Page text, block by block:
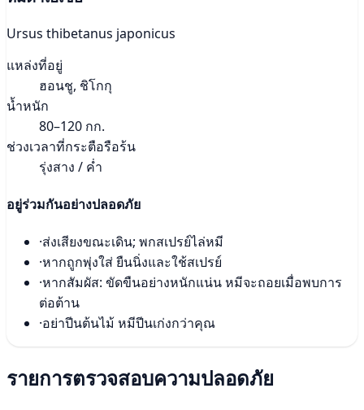
Ursus thibetanus japonicus
แหล่งที่อยู่
ฮอนชู, ชิโกกุ
น้ำหนัก
80–120 กก.
ช่วงเวลาที่กระตือรือร้น
รุ่งสาง / ค่ำ
อยู่ร่วมกันอย่างปลอดภัย
·ส่งเสียงขณะเดิน; พกสเปรย์ไล่หมี
·หากถูกพุ่งใส่ ยืนนิ่งและใช้สเปรย์
·หากสัมผัส: ขัดขืนอย่างหนักแน่น หมีจะถอยเมื่อพบการ
ต่อต้าน
·อย่าปีนต้นไม้ หมีปีนเก่งกว่าคุณ
รายการตรวจสอบความปลอดภัย